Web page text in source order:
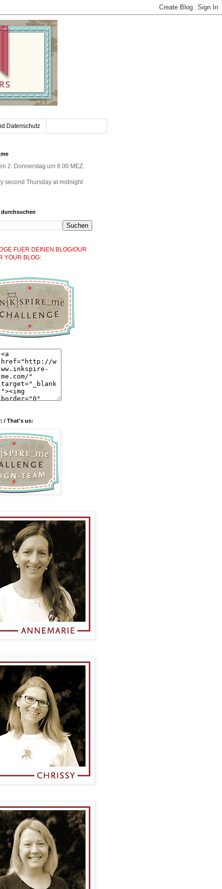
Datenschutz
2. Donnerstag um 8.00 MEZ.
second Thursday at midnight
FUER DEINEN BLOG/OUR
YOUR BLOG:
/ That's us: